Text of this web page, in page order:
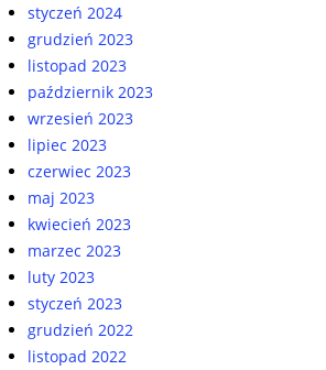
styczeń 2024
grudzień 2023
listopad 2023
październik 2023
wrzesień 2023
lipiec 2023
czerwiec 2023
maj 2023
kwiecień 2023
marzec 2023
luty 2023
styczeń 2023
grudzień 2022
listopad 2022